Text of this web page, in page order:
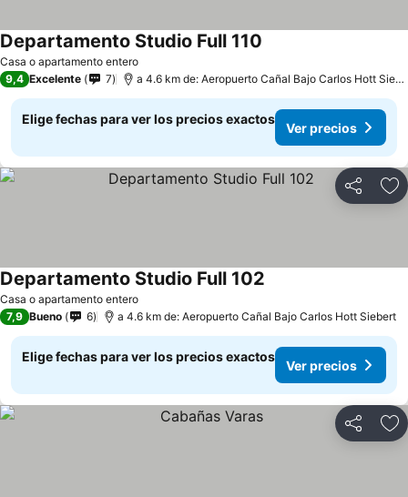
Casa o apartamento entero
Departamento Studio Full 110
9,4 Excelente 7 a 4.6 km de: Aeropuerto Cañal Bajo Carlos Hott Siebert
Elige fechas para ver los precios exactos
Ver precios
Compartir
Casa o apartamento entero
Departamento Studio Full 102
7,9 Bueno 6 a 4.6 km de: Aeropuerto Cañal Bajo Carlos Hott Siebert
Elige fechas para ver los precios exactos
Ver precios
Compartir